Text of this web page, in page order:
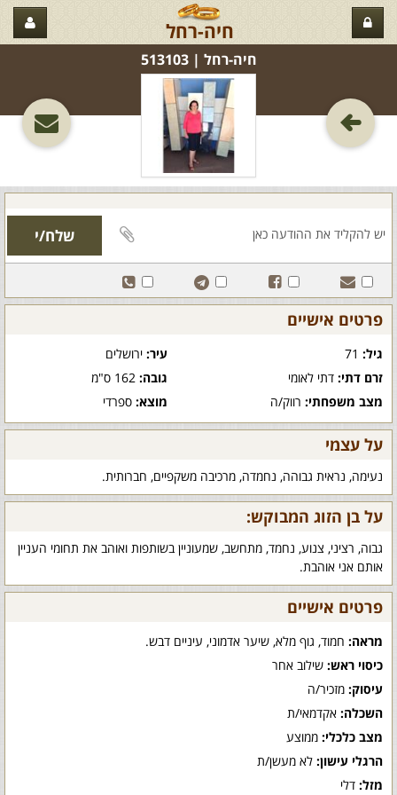
חיה-רחל
חיה-רחל‏ | 513103
פרטים אישיים
גיל: עיר:ירושלים
זרם דתי: דתי לאומי גובה:162 ס"מ
מצב משפחתי: רווק/ה מוצא:ספרדי
על עצמי
נעימה, נראית גבוהה, נחמדה, מרכיבה משקפיים, חברותית.
על בן הזוג המבוקש:
גבוה, רציני, צנוע, נחמד, מתחשב, שמעוניין בשותפות ואוהב את תחומי העניין
אותם אני אוהבת.
פרטים אישיים
מראה: חמוד, גוף מלא, שיער אדמוני, עיניים דבש.
כיסוי ראש: שילוב אחר
עיסוק: מזכיר/ה
השכלה: אקדמאי/ת
מצב כלכלי: ממוצע
הרגלי עישון: לא מעשן/ת
מזל: דלי